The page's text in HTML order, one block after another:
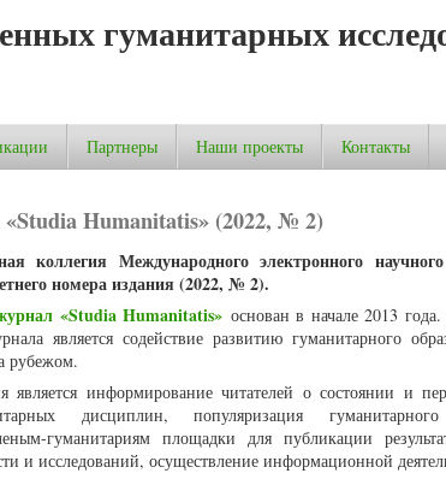
гуманитарных
Партнеры Наши проекты Контакты
Humanitatis» (2022, № 2)
коллегия Международного электронного
номера издания (2022, № 2).
«Studia Humanitatis» основан в начале 2013
является содействие развитию гуманитарного
рубежом.
является информирование читателей о состоянии и
дисциплин, популяризация
гуманитариям площадки для публикации
и исследований, осуществление информационной